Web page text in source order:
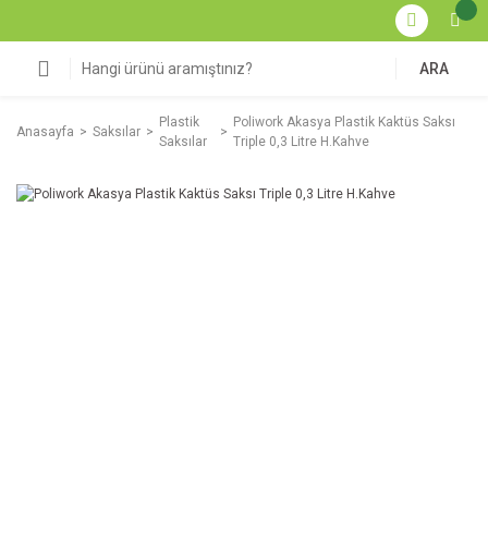
ARA
Anasayfa Saksılar
Plastik
Saksılar
Poliwork Akasya Plastik Kaktüs Saksı
Triple 0,3 Litre H.Kahve